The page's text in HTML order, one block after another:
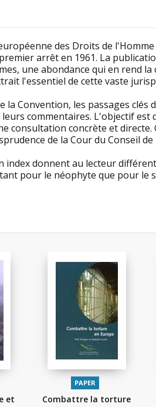
des Droits de
arrêt en 1961. La
une abondance qui en rend
l'essentiel de cette vaste
Convention, les passages clés
commentaires. L'objectif est
consultation concrète et directe.
de la Cour du Conseil de
donnent au lecteur
pour le néophyte que pour le
et
PAPER
Combattre la torture